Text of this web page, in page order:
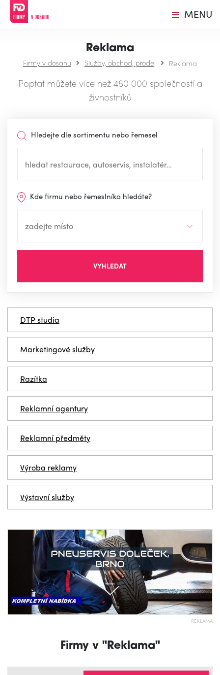
MENU
Reklama
Firmy v dosahu Služby, obchod, prodej Reklama
Poptat můžete více než 480 000 společností a
živnostníků
Hledejte dle sortimentu nebo řemesel
Kde firmu nebo řemeslníka hledáte?
VYHLEDAT
DTP studia
Marketingové služby
Razítka
Reklamní agentury
Reklamní předměty
Výroba reklamy
Výstavní služby
REKLAMA
Firmy v "Reklama"